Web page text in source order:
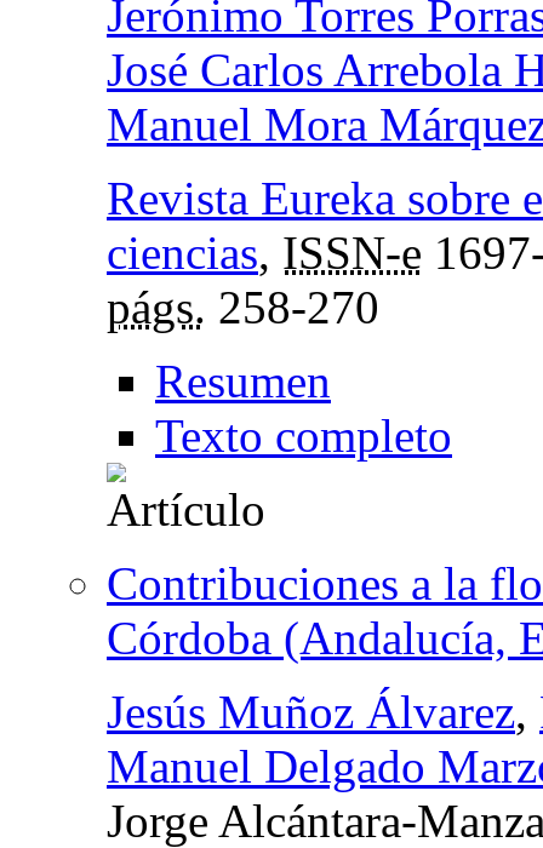
Jerónimo Torres
José Carlos Arrebola
Manuel Mora
Revista Eureka sobre
ciencias, ISSN-e
págs. 258-270
Resumen
Texto completo
Contribuciones a la
Córdoba (Andalucía,
Jesús Muñoz Álvarez,
Manuel Delgado
Jorge Alcántara-